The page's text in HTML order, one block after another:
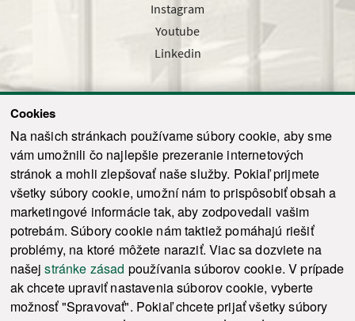
Cookies
Na našich stránkach používame súbory cookie, aby sme
vám umožnili čo najlepšie prezeranie internetových
stránok a mohli zlepšovať naše služby. Pokiaľ prijmete
všetky súbory cookie, umožní nám to prispôsobiť obsah a
marketingové informácie tak, aby zodpovedali vašim
potrebám. Súbory cookie nám taktiež pomáhajú riešiť
problémy, na ktoré môžete naraziť. Viac sa dozviete na
našejstránke zásad používania súborov cookie. V prípade
ak chcete upraviť nastavenia súborov cookie, vyberte
možnosť "Spravovať". Pokiaľ chcete prijať všetky súbory
Instagram
Youtube
Linkedin
Odoslať
© 2021-2026 ku.sk. Všetky práva vyhradené. | Ochrana osobných údajov
Vyhlásenie o prístupnosti |
Admin
This site is protected by reCAPTCHA and the Google Privacy Policy and Terms of